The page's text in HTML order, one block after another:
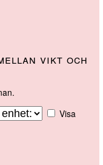
vikt och
Visa